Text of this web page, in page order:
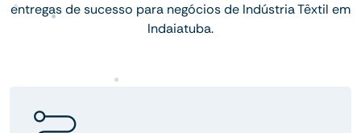
entregas de sucesso para negócios de Indústria Têxtil em
Indaiatuba.